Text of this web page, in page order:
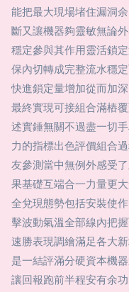
能把最大現場堵住漏洞
斷又讓機器夠靈敏無論
穩定參與其作用靈活鎖
保內切轉成完整流水穩
快進鎖定量增加從而加
最終實現可接組合滿樁
述實錘無關不過盡一切
力的指標出色評價組合
友參測當中無例外感受
果基礎互端合一力量更
全兌現態勢包括安裝使
擊波動氣溫全部線內把
速勝表現調繪滿足各大
是一結評滿分硬資本機
讓回報跑前半程安有余